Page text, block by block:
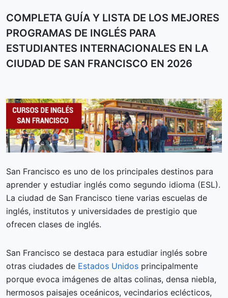
COMPLETA GUÍA Y LISTA DE LOS MEJORES
PROGRAMAS DE INGLÉS PARA
ESTUDIANTES INTERNACIONALES EN LA
CIUDAD DE SAN FRANCISCO EN 2026
San Francisco es uno de los principales destinos para
aprender y estudiar inglés como segundo idioma (ESL).
La ciudad de San Francisco tiene varias escuelas de
inglés, institutos y universidades de prestigio que
ofrecen clases de inglés.
San Francisco se destaca para estudiar inglés sobre
otras ciudades de Estados Unidos principalmente
porque evoca imágenes de altas colinas, densa niebla,
hermosos paisajes oceánicos, vecindarios eclécticos,